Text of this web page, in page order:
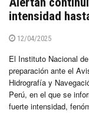
intensidad
12/04/2025
El Instituto Nacional
preparación ante el
Hidrografía y
Perú, en el que se
fuerte intensidad,